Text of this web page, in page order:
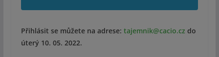
Přihlásit se můžete na adrese: tajemnik@cacio.cz do
úterý 10. 05. 2022.